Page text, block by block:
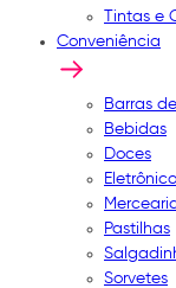
Tintas e
Conveniência
Barras
Bebidas
Doces
Pastilhas
Sorvetes